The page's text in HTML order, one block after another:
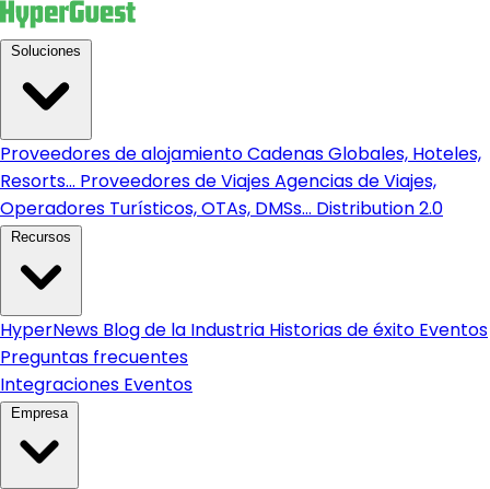
Proveedores de alojamientoCadenas Globales, Hoteles,
Resorts... Proveedores de ViajesAgencias de Viajes,
Operadores Turísticos, OTAs, DMSs... Distribution 2.0
HyperNews Blog de la Industria Historias de éxito Eventos
Preguntas frecuentes
Integraciones Eventos
Empresa